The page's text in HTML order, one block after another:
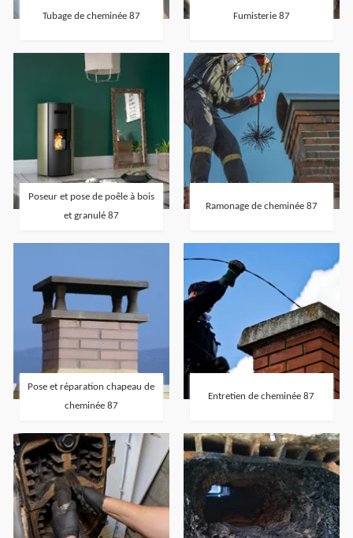
Tubage de cheminée 87 Fumisterie 87
Poseur et pose de poêle à bois
et granulé 87
Ramonage de cheminée 87
Pose et réparation chapeau de
cheminée 87
Entretien de cheminée 87